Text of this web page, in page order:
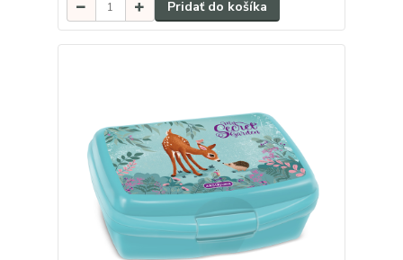
Pridať do košíka